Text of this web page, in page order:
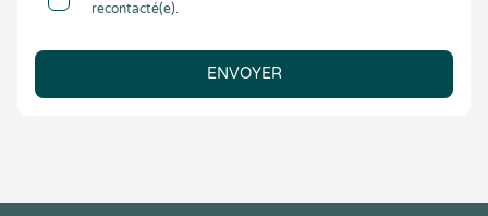
recontacté(e).
ENVOYER